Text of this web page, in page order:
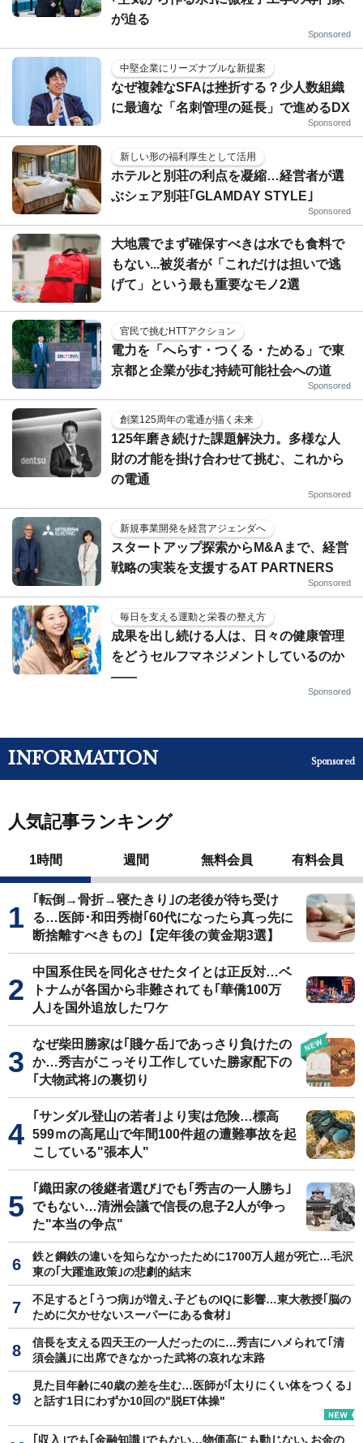
が迫る
Sponsored
中堅企業にリーズナブルな新提案
なぜ複雑なSFAは挫折する？少人数組織
に最適な「名刺管理の延長」で進めるDX
Sponsored
新しい形の福利厚生として活用
ホテルと別荘の利点を凝縮…経営者が選
ぶシェア別荘｢GLAMDAY STYLE｣
Sponsored
大地震でまず確保すべきは水でも食料で
もない...被災者が「これだけは担いで逃
げて」という最も重要なモノ2選
官民で挑むHTTアクション
電力を「へらす・つくる・ためる」で東
京都と企業が歩む持続可能社会への道
Sponsored
創業125周年の電通が描く未来
125年磨き続けた課題解決力。多様な人
財の才能を掛け合わせて挑む、これから
の電通
Sponsored
新規事業開発を経営アジェンダへ
スタートアップ探索からM&Aまで、経営
戦略の実装を支援するAT PARTNERS
Sponsored
毎日を支える運動と栄養の整え方
成果を出し続ける人は、日々の健康管理
をどうセルフマネジメントしているのか
——
Sponsored
INFORMATION Sponsored
人気記事ランキング
1時間 週間 無料会員 有料会員
｢転倒→骨折→寝たきり｣の老後が待ち受け
る…医師･和田秀樹｢60代になったら真っ先に
断捨離すべきもの｣【定年後の黄金期3選】
中国系住民を同化させたタイとは正反対…ベ
トナムが各国から非難されても｢華僑100万
人｣を国外追放したワケ
なぜ柴田勝家は｢賤ケ岳｣であっさり負けたの
か…秀吉がこっそり工作していた勝家配下の
｢大物武将｣の裏切り
｢サンダル登山の若者｣より実は危険…標高
599ｍの高尾山で年間100件超の遭難事故を起
こしている"張本人"
｢織田家の後継者選び｣でも｢秀吉の一人勝ち｣
でもない…清洲会議で信長の息子2人が争っ
た"本当の争点"
鉄と鋼鉄の違いを知らなかったために1700万人超が死亡…毛沢
東の｢大躍進政策｣の悲劇的結末
不足すると｢うつ病｣が増え､子どものIQに影響…東大教授｢脳の
ために欠かせないスーパーにある食材｣
信長を支える四天王の一人だったのに…秀吉にハメられて｢清
須会議｣に出席できなかった武将の哀れな末路
見た目年齢に40歳の差を生む…医師が｢太りにくい体をつくる｣
と話す1日にわずか10回の"脱ET体操"
｢収入｣でも｢金融知識｣でもない…物価高にも動じない､お金の